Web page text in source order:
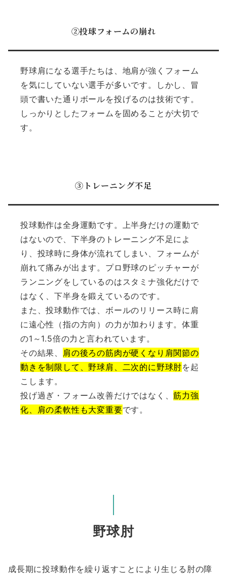
②投球フォームの崩れ
野球肩になる選手たちは、地肩が強くフォーム
を気にしていない選手が多いです。しかし、冒
頭で書いた通りボールを投げるのは技術です。
しっかりとしたフォームを固めることが大切で
す。
③トレーニング不足
投球動作は全身運動です。上半身だけの運動で
はないので、下半身のトレーニング不足によ
り、投球時に身体が流れてしまい、フォームが
崩れて痛みが出ます。プロ野球のピッチャーが
ランニングをしているのはスタミナ強化だけで
はなく、下半身を鍛えているのです。
また、投球動作では、ボールのリリース時に肩
に遠心性（指の方向）の力が加わります。体重
の1～1.5倍の力と言われています。
その結果、 肩の後ろの筋肉が硬くなり肩関節の
動きを制限して、野球肩、二次的に野球肘を起
こします。
投げ過ぎ・フォーム改善だけではなく、筋力強
化、肩の柔軟性も大変重要です。
野球肘
成長期に投球動作を繰り返すことにより生じる肘の障